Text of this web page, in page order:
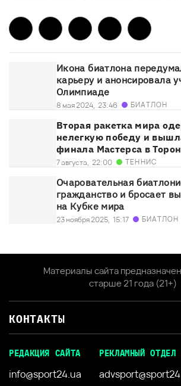
Икона биатлона
карьеру и анонсировала
Олимпиаде
8 мая 2024, 23:46 БИАТЛОН
Вторая ракетка мира
нелегкую победу и
финала Мастерса в
7 августа, 22:00 ТЕННИС
Очаровательная
гражданство и бросает
на Кубке мира
23 ноября 2025, 15:17 БИАТЛОН
Материалы сайта
старше 21 года (21+)
КОНТАКТЫ
РЕДАКЦИЯ САЙТА
info@sport24.ua
РЕКЛАМНЫЙ ОТДЕЛ